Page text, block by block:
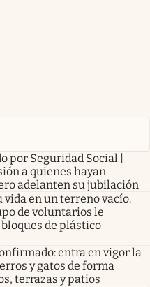
por Seguridad Social |
a quienes hayan
adelanten su jubilación
vida en un terreno vacío.
de voluntarios le
de plástico
entra en vigor la
y gatos de forma
terrazas y patios